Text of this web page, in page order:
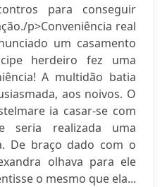
para conseguir
p>Conveniência real
um casamento
herdeiro fez uma
A multidão batia
aos noivos. O
ia casar-se com
seria realizada uma
De braço dado com o
olhava para ele
o mesmo que ela...